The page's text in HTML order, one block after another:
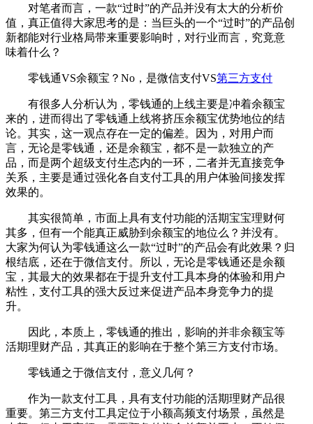
对笔者而言，一款“过时”的产品并没有太大的分析价
值，真正值得大家思考的是：当巨头的一个“过时”的产品创
新都能对行业格局带来重要影响时，对行业而言，究竟意
味着什么？
零钱通VS余额宝？No，是微信支付VS第三方支付
有很多人分析认为，零钱通的上线主要是冲着余额宝
来的，进而得出了零钱通上线将挤压余额宝优势地位的结
论。其实，这一观点存在一定的偏差。因为，对用户而
言，无论是零钱通，还是余额宝，都不是一款独立的产
品，而是两个超级支付生态内的一环，二者并无直接竞争
关系，主要是通过强化各自支付工具的用户体验间接发挥
效果的。
其实很简单，市面上具有支付功能的活期宝宝理财何
其多，但有一个能真正威胁到余额宝的地位么？并没有。
大家为何认为零钱通这么一款“过时”的产品会有此效果？归
根结底，还在于微信支付。所以，无论是零钱通还是余额
宝，其最大的效果都在于提升支付工具本身的体验和用户
粘性，支付工具的强大反过来促进产品本身竞争力的提
升。
因此，本质上，零钱通的推出，影响的并非余额宝等
活期理财产品，其真正的影响在于整个第三方支付市场。
零钱通之于微信支付，意义几何？
作为一款支付工具，具有支付功能的活期理财产品很
重要。第三方支付工具定位于小额高频支付场景，虽然是